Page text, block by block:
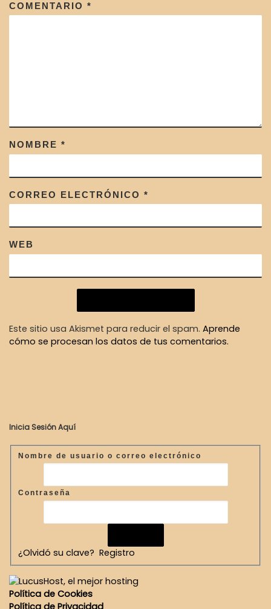
COMENTARIO *
NOMBRE *
CORREO ELECTRÓNICO *
WEB
Este sitio usa Akismet para reducir el spam. Aprende
cómo se procesan los datos de tus comentarios.
Inicia Sesión Aquí
Nombre de usuario o correo electrónico
Contraseña
¿Olvidó su clave? Registro
Política de Cookies